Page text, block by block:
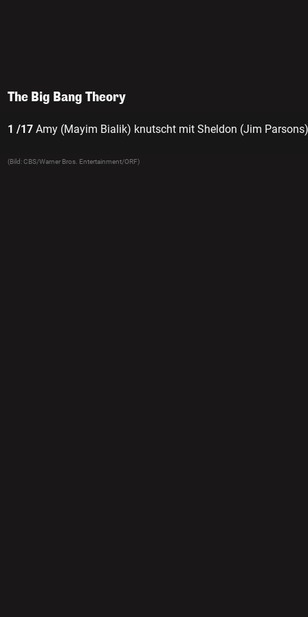
The Big Bang Theory
1 /17 Amy (Mayim Bialik) knutscht mit Sheldon (Jim
(Bild: CBS/Warner Bros. Entertainment/ORF)